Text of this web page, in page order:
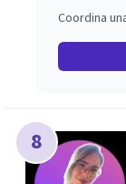
Coordina
8